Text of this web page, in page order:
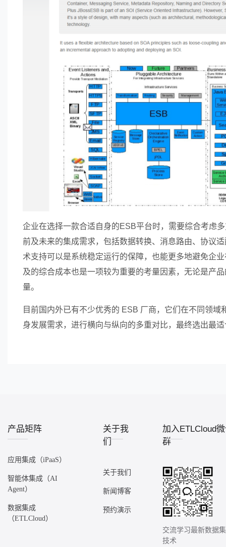
企业在选择一款合适自身的ESB平台时，需要综合考虑
前及未来的集成需求，包括数据转换、消息路由、协议
术支持可以是系统稳定运行的保障，也能更多地避免企
及的综合成本也是一项较为重要的考量因素，无论是产
量。
目前国内外已有不少优秀的 ESB 厂商，它们在不同领
身发展需求，进行横向与纵向的多重对比，最终选出最
产品矩阵
应用集成（iPaaS）
智能体集成（AI
Agent）
数据集成
（ETLCloud）
关于我
们
关于我们
新闻博客
预约演示
加入ETLCloud
群
交流学习最新数据
技术